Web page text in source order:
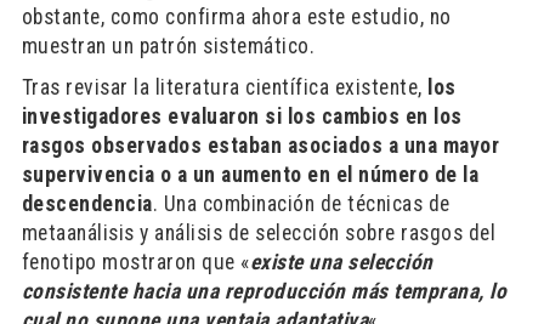
obstante, como confirma ahora este estudio, no
muestran un patrón sistemático.
Tras revisar la literatura científica existente, los
investigadores evaluaron si los cambios en los
rasgos observados estaban asociados a una mayor
supervivencia o a un aumento en el número de la
descendencia. Una combinación de técnicas de
metaanálisis y análisis de selección sobre rasgos del
fenotipo mostraron que «existe una selección
consistente hacia una reproducción más temprana, lo